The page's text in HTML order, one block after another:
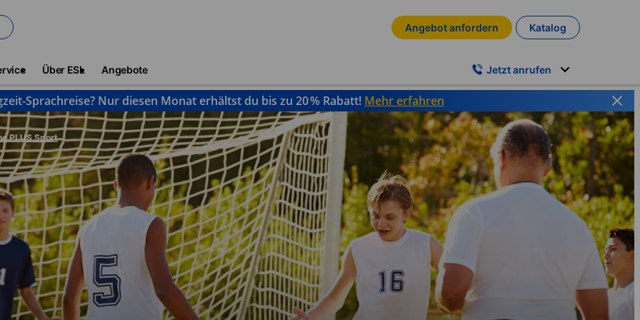
Angebot anfordern Katalog
Über ESL Angebote Jetzt anrufen
Sprachreise? Nur diesen Monat erhältst du bis zu 20 % Rabatt! Mehr erfahren
PLUS Sport